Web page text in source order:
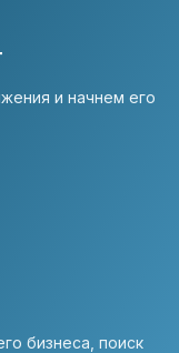
и начнем его
бизнеса, поиск